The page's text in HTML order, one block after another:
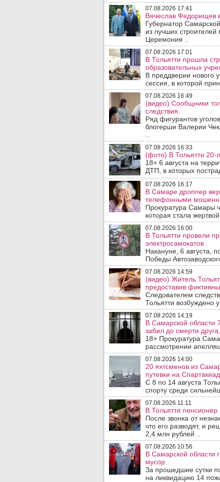
07.08.2026 17:41
Вячеслав Федорищев
Губернатор
из лучших
Церемония ..
07.08.2026 17:01
В Тольятти прошла
образовательных
В преддверии нового
сессия, в которой
07.08.2026 16:49
(видео) Сообщники
следствия.
Ряд фигурантов
блогерши Валерии
07.08.2026 16:33
(фото) В Тольятти 20-
18+ 6 августа на
ДТП, в которых
07.08.2026 16:17
В Самаре дроппер
телефонными
Прокуратура Самары
которая стала
07.08.2026 16:00
В Тольятти провели
электросамокатов .
Накануне, 6 августа,
Победы
07.08.2026 14:59
(видео) Житель
предоставив
Следователем
Тольятти возбуждено
07.08.2026 14:19
В Самарской области
забил до смерти
18+ Прокуратура
рассмотрении
07.08.2026 14:00
20 яхтсменов из
путевки на
С 8 по 14 августа
спорту среди
07.08.2026 11:11
В Тольятти
После звонка от
что его разводят, и
2,4 млн рублей ..
07.08.2026 10:56
В Самарской области
мусор .
За прошедшие сутки
на ликвидацию 14